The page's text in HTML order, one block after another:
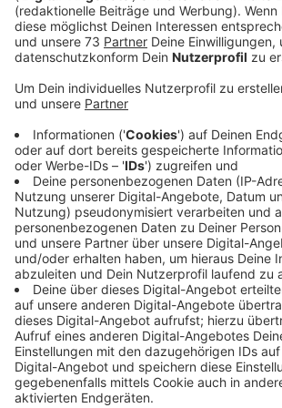
Veröffentlicht:Mittwoch, 15.07.2020 15:31
RADIOWMW verändert den
Türen
Anzeige
Wenn Euch unser Programm und das
gefällt, sind wir natürlich total Stolz.
noch die geschenkte Minute genutzt
zu sagen, können wir uns natürlich vor
noch halten. Christan Hahn von Ringo
hat sich bei uns gemeldet, und erzählt,
RADIOWMW den Corona Alltag im